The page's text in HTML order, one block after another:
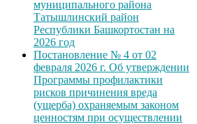
муниципального района
Татышлинский район
Республики Башкортостан на
2026 год
Постановление № 4 от 02
февраля 2026 г. Об утверждении
Программы профилактики
рисков причинения вреда
(ущерба) охраняемым законом
ценностям при осуществлении